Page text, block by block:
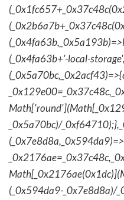
(_0x4fa63b+'-local-
_0x5a70bc)/
(_0x594da9-_0x7e8d8a)/